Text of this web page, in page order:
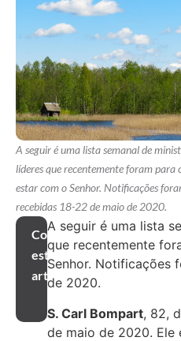
A seguir é uma lista semanal de
líderes que recentemente foram para
estar com o Senhor. Notificações
recebidas 18-22 de maio de 2020.
Compartilhar
este
artigo
A seguir é uma lista
que recentemente
Senhor. Notificações
de 2020.
S. Carl Bompart, 82,
de maio de 2020. Ele